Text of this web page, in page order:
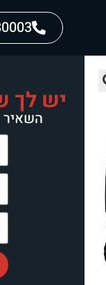
יש לך
השאיר